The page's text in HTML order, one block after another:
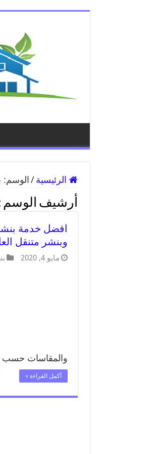
الرئيسية / الوسم:
أرشيف الوسم
وبنشر متنقل
مايو 4, 2020
والمقاسات حسب
أكمل القراءة »